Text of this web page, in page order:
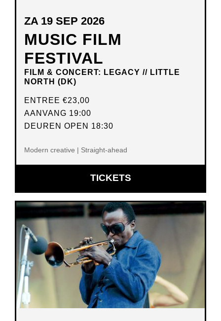
MUSIC FILM
FESTIVAL
FILM & CONCERT: LEGACY // LITTLE
NORTH (DK)
ZA 19 SEP 2026
ENTREE €23,00
AANVANG 19:00
DEUREN OPEN 18:30
Modern creative | Straight-ahead
TICKETSOPENT
IN
NIEUW
VENSTER